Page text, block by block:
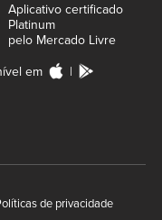
Aplicativo certificado
Platinum
pelo Mercado Livre
em |
de privacidade